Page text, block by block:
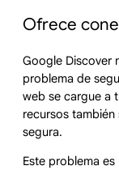
Ofrece
Google Discover
problema de
web se cargue a
recursos
segura.
Este problema